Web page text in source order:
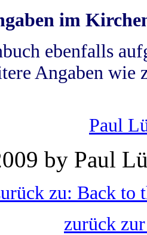
im
ebenfalls
Angaben wie
Paul
by Paul
zu: Back to
zurück